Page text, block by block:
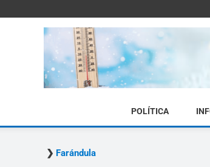
POLÍTICA
Farándula